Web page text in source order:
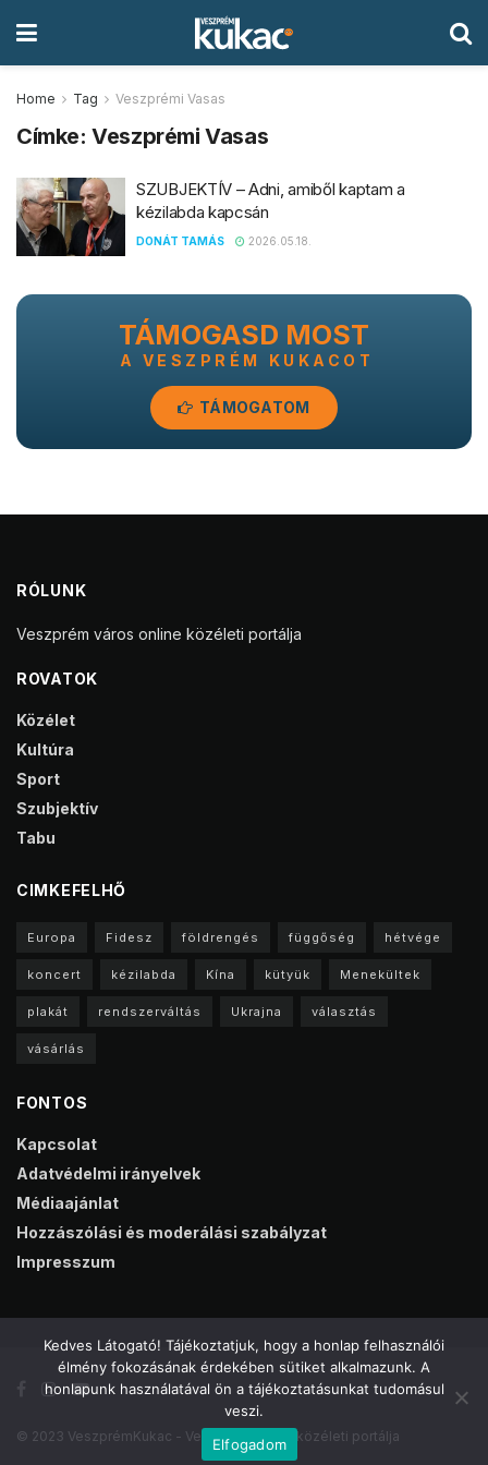
Home Tag Veszprémi Vasas
Címke:Veszprémi Vasas
SZUBJEKTÍV – Adni, amiből kaptam a
kézilabda kapcsán
DONÁT TAMÁS 2026.05.18.
TÁMOGASD MOST
A VESZPRÉM KUKACOT
TÁMOGATOM
RÓLUNK
Veszprém város online közéleti portálja
ROVATOK
Közélet
Kultúra
Sport
Szubjektív
Tabu
CIMKEFELHŐ
Europa Fidesz földrengés függőség hétvége
koncert kézilabda Kína kütyük Menekültek
plakát rendszerváltás Ukrajna választás
vásárlás
FONTOS
Kapcsolat
Adatvédelmi irányelvek
Médiaajánlat
Hozzászólási és moderálási szabályzat
Impresszum
© 2023 VeszprémKukac - Veszprém online közéleti portálja
Kedves Látogató! Tájékoztatjuk, hogy a honlap felhasználói
élmény fokozásának érdekében sütiket alkalmazunk. A
honlapunk használatával ön a tájékoztatásunkat tudomásul
veszi.
Elfogadom